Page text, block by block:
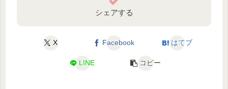
シェアする
X Facebook はてブ
LINE コピー